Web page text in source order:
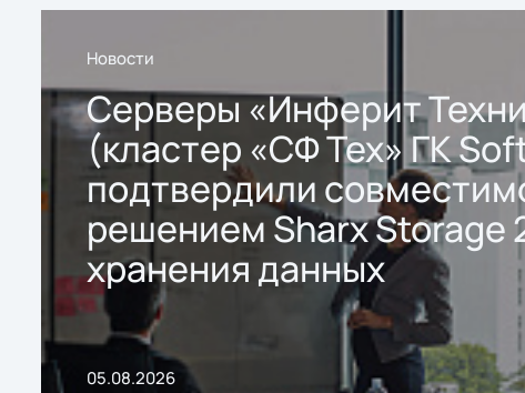
Новости
Серверы «Инферит
(кластер «СФ Тех» ГК
подтвердили
решением Sharx Storage
хранения данных
05.08.2026